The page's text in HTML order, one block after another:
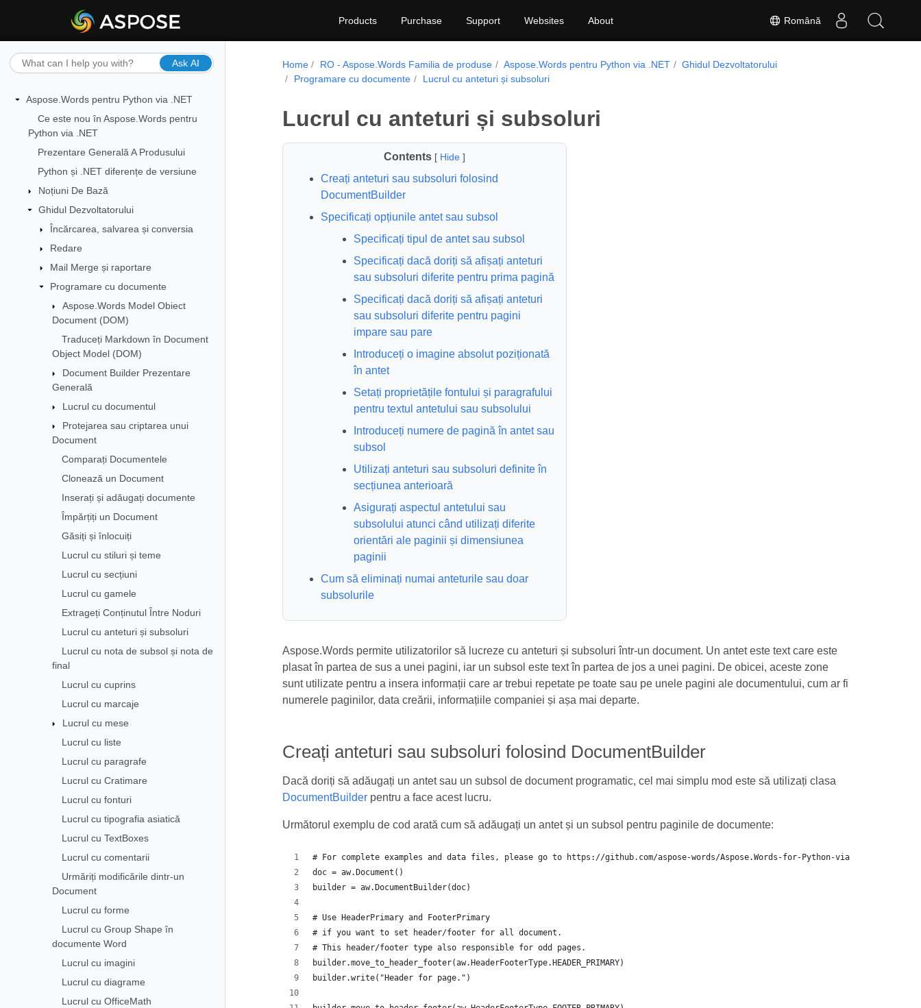
Română
Products Purchase Support Websites About
Ask AI
Aspose.Words pentru Python via .NET
Ce este nou în Aspose.Words pentru
Python via .NET
Prezentare Generală A Produsului
Python și .NET diferențe de versiune
Noțiuni De Bază
Ghidul Dezvoltatorului
Încărcarea, salvarea și conversia
Redare
Mail Merge și raportare
Programare cu documente
Aspose.Words Model Obiect
Document (DOM)
Traduceți Markdown în Document
Object Model (DOM)
Document Builder Prezentare
Generală
Lucrul cu documentul
Protejarea sau criptarea unui
Document
Comparați Documentele
Clonează un Document
Inserați și adăugați documente
Împărțiți un Document
Găsiți și înlocuiți
Lucrul cu stiluri și teme
Lucrul cu secțiuni
Lucrul cu gamele
Extrageți Conținutul Între Noduri
Lucrul cu anteturi și subsoluri
Lucrul cu nota de subsol și nota de
final
Lucrul cu cuprins
Lucrul cu marcaje
Lucrul cu mese
Lucrul cu liste
Lucrul cu paragrafe
Lucrul cu Cratimare
Lucrul cu fonturi
Lucrul cu tipografia asiatică
Lucrul cu TextBoxes
Lucrul cu comentarii
Urmăriți modificările dintr-un
Document
Lucrul cu forme
Lucrul cu Group Shape în
documente Word
Lucrul cu imagini
Lucrul cu diagrame
Lucrul cu OfficeMath
Home RO - Aspose.Words Familia de produse Aspose.Words pentru Python via .NET
Ghidul Dezvoltatorului
Programare cu documente
Lucrul cu anteturi și subsoluri
Lucrul cu anteturi și subsoluri
Contents[ Hide ]
Creați anteturi sau subsoluri folosind
DocumentBuilder
Specificați opțiunile antet sau subsol
Specificați tipul de antet sau subsol
Specificați dacă doriți să afișați anteturi
sau subsoluri diferite pentru prima pagină
Specificați dacă doriți să afișați anteturi
sau subsoluri diferite pentru pagini
impare sau pare
Introduceți o imagine absolut poziționată
în antet
Setați proprietățile fontului și paragrafului
pentru textul antetului sau subsolului
Introduceți numere de pagină în antet sau
subsol
Utilizați anteturi sau subsoluri definite în
secțiunea anterioară
Asigurați aspectul antetului sau
subsolului atunci când utilizați diferite
orientări ale paginii și dimensiunea
paginii
Cum să eliminați numai anteturile sau doar
subsolurile
Aspose.Words permite utilizatorilor să lucreze cu anteturi și subsoluri într-un document. Un antet este text care este
plasat în partea de sus a unei pagini, iar un subsol este text în partea de jos a unei pagini. De obicei, aceste zone
sunt utilizate pentru a insera informații care ar trebui repetate pe toate sau pe unele pagini ale documentului, cum ar fi
numerele paginilor, data creării, informațiile companiei și așa mai departe.
Creați anteturi sau subsoluri folosind DocumentBuilder
Dacă doriți să adăugați un antet sau un subsol de document programatic, cel mai simplu mod este să utilizați clasa
DocumentBuilderpentru a face acest lucru.
Următorul exemplu de cod arată cum să adăugați un antet și un subsol pentru paginile de documente:
# Use HeaderPrimary and FooterPrimary